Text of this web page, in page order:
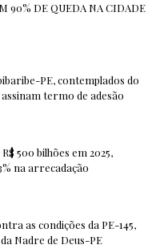
90% DE QUEDA NA CIDADE
PE, contemplados do
termo de adesão
500 bilhões em 2025,
na arrecadação
as condições da PE-145,
Nadre de Deus-PE